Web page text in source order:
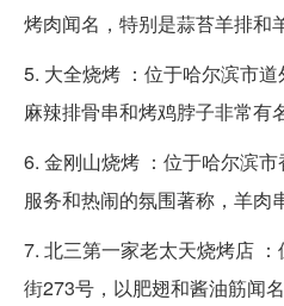
烤肉闻名，特别是蒜苔羊排和
5. 大全烧烤 ：位于哈尔滨市
麻辣排骨串和烤鸡脖子非常有名
6. 金刚山烧烤 ：位于哈尔滨
服务和热闹的氛围著称，羊肉
7. 北三第一家老太天烧烤店
街273号，以肥翅和酱油筋闻名